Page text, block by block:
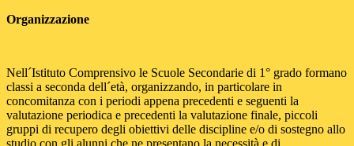
Organizzazione
Nell´Istituto Comprensivo le Scuole Secondarie di 1° grado formano
classi a seconda dell´età, organizzando, in particolare in
concomitanza con i periodi appena precedenti e seguenti la
valutazione periodica e precedenti la valutazione finale, piccoli
gruppi di recupero degli obiettivi delle discipline e/o di sostegno allo